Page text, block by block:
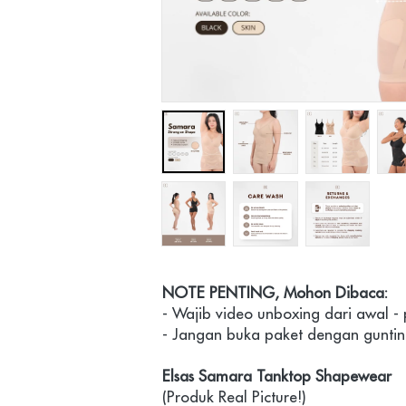
NOTE PENTING, Mohon Dibaca:
- Wajib video unboxing dari awal -
- Jangan buka paket dengan
Elsas Samara Tanktop Shapewear
(Produk Real Picture!)